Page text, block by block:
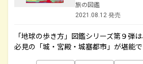
旅の図鑑
2021.08.12 発売
「地球の歩き方」図鑑シリーズ第９弾
必見の「城・宮殿・城塞都市」が堪能で